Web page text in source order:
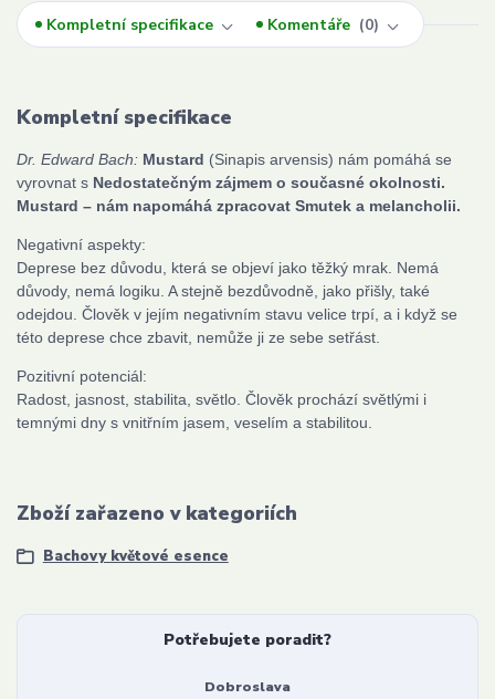
Kompletní specifikace Komentáře 0
Kompletní specifikace
Dr. Edward Bach: Mustard (Sinapis arvensis) nám pomáhá se
vyrovnat s Nedostatečným zájmem o současné okolnosti.
Mustard – nám napomáhá zpracovat Smutek a melancholii.
Negativní aspekty:
Deprese bez důvodu, která se objeví jako těžký mrak. Nemá
důvody, nemá logiku. A stejně bezdůvodně, jako přišly, také
odejdou. Člověk v jejím negativním stavu velice trpí, a i když se
této deprese chce zbavit, nemůže ji ze sebe setřást.
Pozitivní potenciál:
Radost, jasnost, stabilita, světlo. Člověk prochází světlými i
temnými dny s vnitřním jasem, veselím a stabilitou.
Zboží zařazeno v kategoriích
Bachovy květové esence
Potřebujete poradit?
Dobroslava